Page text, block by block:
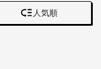
人気順